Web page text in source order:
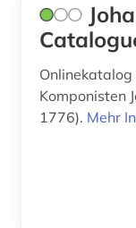
mission (1)
mundart (1)
Komponisten
1776). Mehr